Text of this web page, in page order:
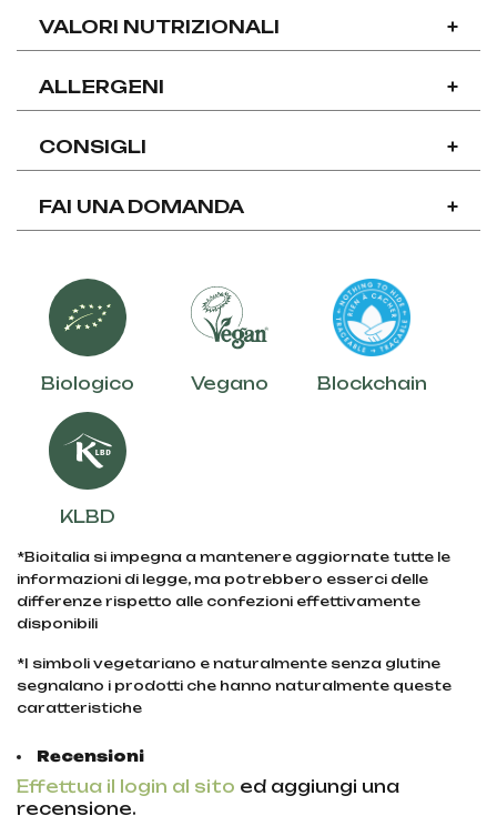
VALORI NUTRIZIONALI +
ALLERGENI +
CONSIGLI +
FAI UNA DOMANDA +
Biologico Vegano Blockchain
KLBD
*Bioitalia si impegna a mantenere aggiornate tutte le
informazioni di legge, ma potrebbero esserci delle
differenze rispetto alle confezioni effettivamente
disponibili
*I simboli vegetariano e naturalmente senza glutine
segnalano i prodotti che hanno naturalmente queste
caratteristiche
Recensioni
Effettua il login al sito ed aggiungi una
recensione.